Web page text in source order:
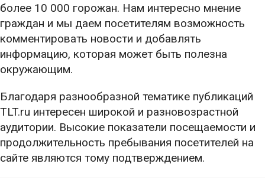
более 10 000 горожан. Нам интересно мнение
граждан и мы даем посетителям возможность
комментировать новости и добавлять
информацию, которая может быть полезна
окружающим.
Благодаря разнообразной тематике публикаций
TLT.ru интересен широкой и разновозрастной
аудитории. Высокие показатели посещаемости и
продолжительность пребывания посетителей на
сайте являются тому подтверждением.